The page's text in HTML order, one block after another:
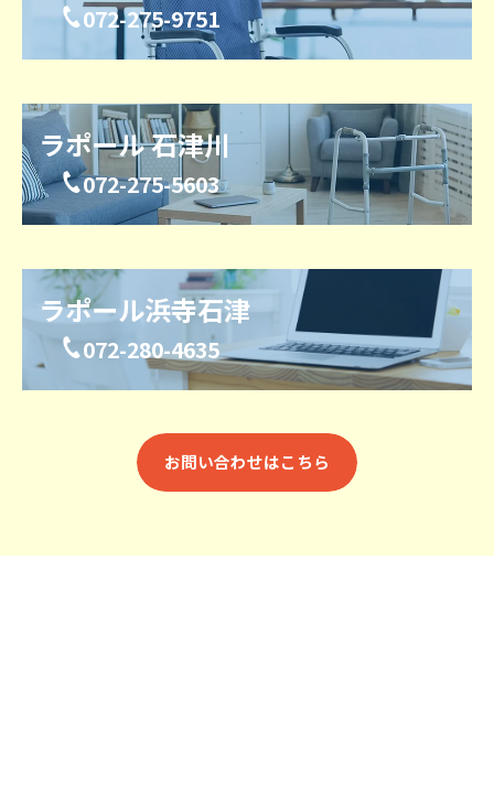
072-275-9751
ラポール 石津川
072-275-5603
ラポール浜寺石津
072-280-4635
お問い合わせはこちら